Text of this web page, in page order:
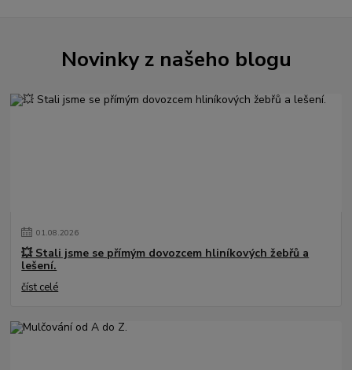
Novinky z našeho blogu
01.08.2026
💥 Stali jsme se přímým dovozcem hliníkových žebřů a
lešení.
číst celé